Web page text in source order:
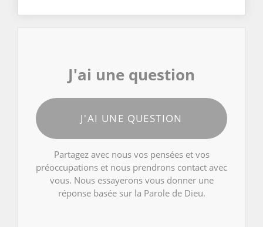
J'ai une question
J'AI UNE QUESTION
Partagez avec nous vos pensées et vos
préoccupations et nous prendrons contact avec
vous. Nous essayerons vous donner une
réponse basée sur la Parole de Dieu.